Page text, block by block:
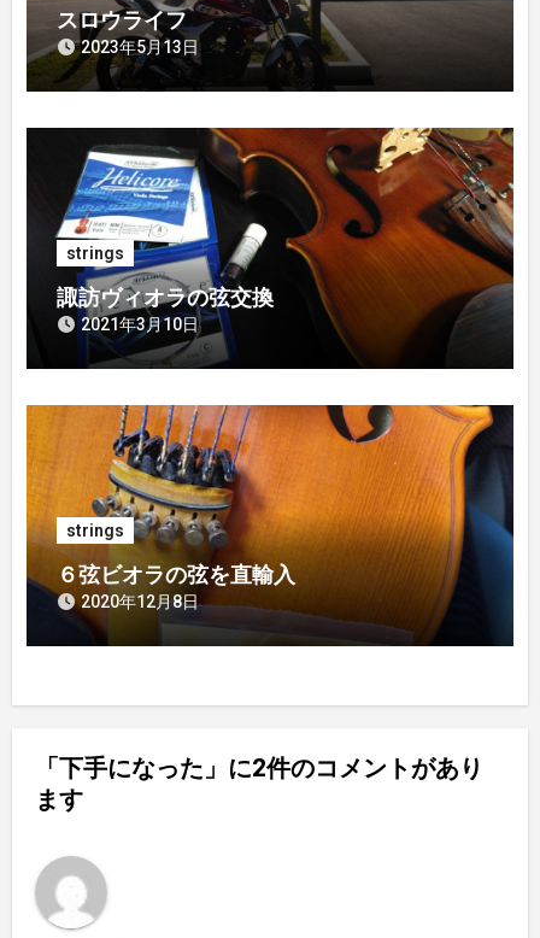
ン
スロウライフ
2023年5月13日
strings
諏訪ヴィオラの弦交換
2021年3月10日
strings
６弦ビオラの弦を直輸入
2020年12月8日
「下手になった」に2件のコメントがあり
ます